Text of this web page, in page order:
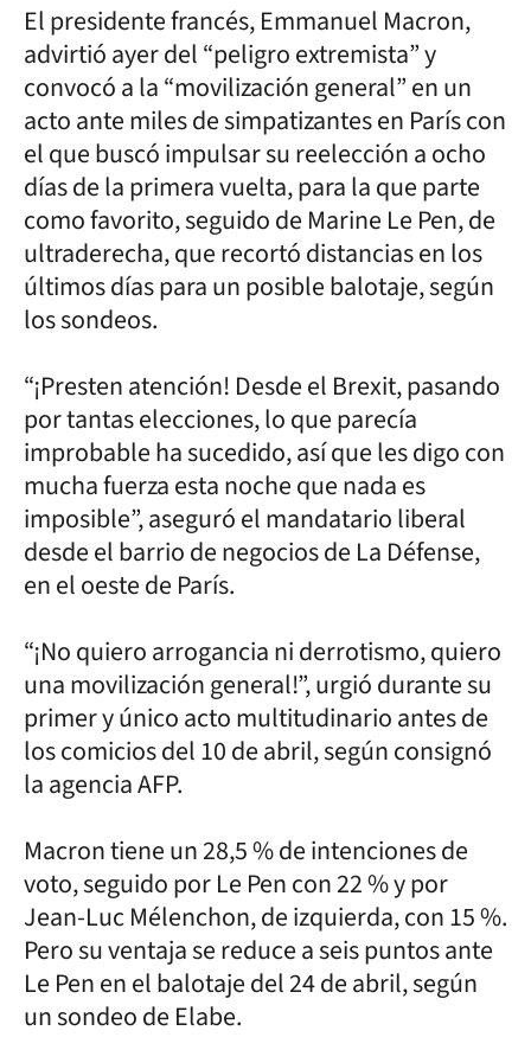
El presidente francés, Emmanuel Macron,
advirtió ayer del “peligro extremista” y
convocó a la “movilización general” en un
acto ante miles de simpatizantes en París con
el que buscó impulsar su reelección a ocho
días de la primera vuelta, para la que parte
como favorito, seguido de Marine Le Pen, de
ultraderecha, que recortó distancias en los
últimos días para un posible balotaje, según
los sondeos.
“¡Presten atención! Desde el Brexit, pasando
por tantas elecciones, lo que parecía
improbable ha sucedido, así que les digo con
mucha fuerza esta noche que nada es
imposible”, aseguró el mandatario liberal
desde el barrio de negocios de La Défense,
en el oeste de París.
“¡No quiero arrogancia ni derrotismo, quiero
una movilización general!”, urgió durante su
primer y único acto multitudinario antes de
los comicios del 10 de abril, según consignó
la agencia AFP.
Macron tiene un 28,5 % de intenciones de
voto, seguido por Le Pen con 22 % y por
Jean-Luc Mélenchon, de izquierda, con 15 %.
Pero su ventaja se reduce a seis puntos ante
Le Pen en el balotaje del 24 de abril, según
un sondeo de Elabe.